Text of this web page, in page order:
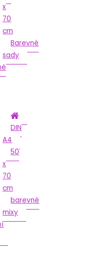
x
70
cm
Barevné
sady
DIN
A4
50
x
70
cm
barevné
mixy